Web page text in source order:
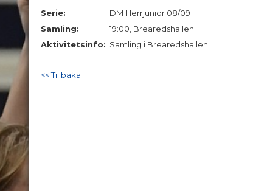
Serie:
DM Herrjunior 08/09
Samling:
19:00, Brearedshallen.
Aktivitetsinfo: Samling i Brearedshallen
<< Tillbaka